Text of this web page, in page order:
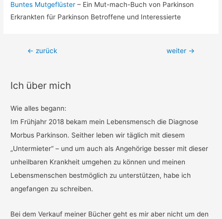
Buntes Mutgeflüster – Ein Mut-mach-Buch von Parkinson
Erkrankten für Parkinson Betroffene und Interessierte
Beitragsnavigation
← zurück weiter →
Ich über mich
Wie alles begann:
Im Frühjahr 2018 bekam mein Lebensmensch die Diagnose
Morbus Parkinson. Seither leben wir täglich mit diesem
„Untermieter“ – und um auch als Angehörige besser mit dieser
unheilbaren Krankheit umgehen zu können und meinen
Lebensmenschen bestmöglich zu unterstützen, habe ich
angefangen zu schreiben.
Bei dem Verkauf meiner Bücher geht es mir aber nicht um den